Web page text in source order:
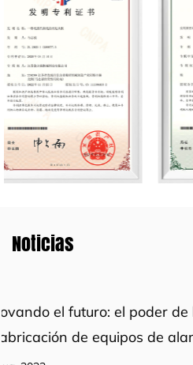
Noticias
en
Calidad de
equipos de